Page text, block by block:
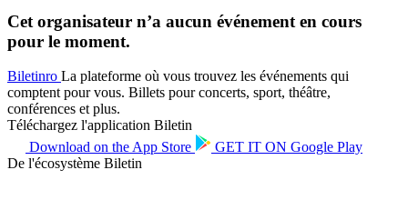
Cet organisateur n’a aucun événement en cours
pour le moment.
Biletinro La plateforme où vous trouvez les événements qui
comptent pour vous. Billets pour concerts, sport, théâtre,
conférences et plus.
Téléchargez l'application Biletin
Download on the App Store GET IT ON Google Play
De l'écosystème Biletin